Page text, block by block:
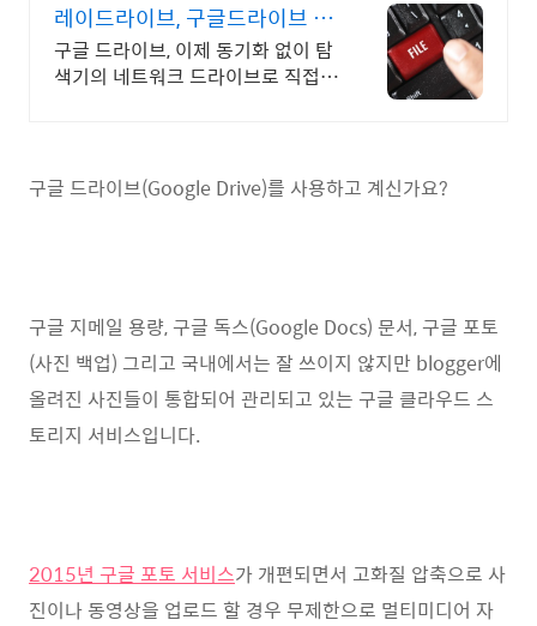
레이드라이브, 구글드라이브 학
교용 무료제공
구글 드라이브, 이제 동기화 없이 탐
색기의 네트워크 드라이브로 직접
구글 드라이브(Google Drive)를 사용하고 계신가요?
구글 지메일 용량, 구글 독스(Google Docs) 문서, 구글 포토
(사진 백업) 그리고 국내에서는 잘 쓰이지 않지만 blogger에
올려진 사진들이 통합되어 관리되고 있는 구글 클라우드 스
토리지 서비스입니다.
2015년 구글 포토 서비스가 개편되면서 고화질 압축으로 사
진이나 동영상을 업로드 할 경우 무제한으로 멀티미디어 자